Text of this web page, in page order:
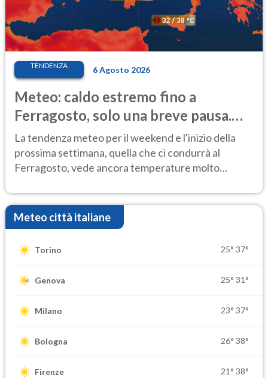
TENDENZA 6 Agosto 2026
Meteo: caldo estremo fino a
Ferragosto, solo una breve pausa.
Ecco dove
La tendenza meteo per il weekend e l'inizio della
prossima settimana, quella che ci condurrà al
Ferragosto, vede ancora temperature molto
Meteo città italiane
Torino 25° 37°
Genova 25° 31°
Milano 23° 37°
Bologna 26° 38°
Firenze 21° 38°